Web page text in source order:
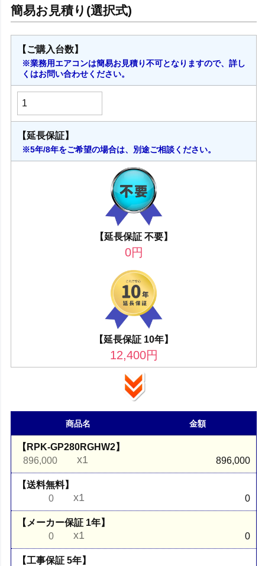
【ご購入台数】
※業務用エアコンは簡易お見積り不可となりますので、詳し
くはお問い合わせください。
【延長保証】
※5年/8年をご希望の場合は、別途ご相談ください。
【延長保証 不要】
0円
【延長保証 10年】
12,400円
商品名 金額
【RPK-GP280RGHW2】
896,000
x1 896,000
【送料無料】
0
x1 0
【メーカー保証 1年】
0
x1 0
【工事保証 5年】